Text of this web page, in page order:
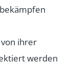
ihrer
werden